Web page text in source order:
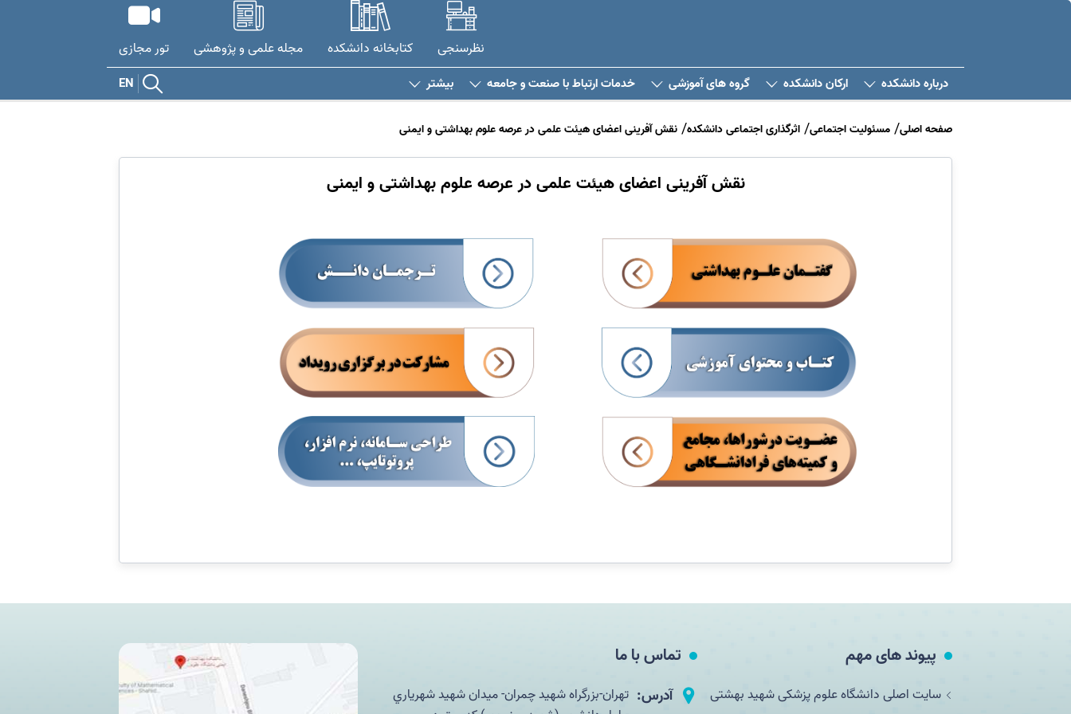
نظرسنجی کتابخانه دانشکده مجله علمی و پژوهشی تور مجازی
درباره دانشکده ارکان دانشکده گروه های آموزشی خدمات ارتباط با صنعت و جامعه بیشتر EN
صفحه اصلی مسئولیت اجتماعی اثرگذاری اجتماعی دانشکده نقش آفرینی اعضای هیئت علمی در عرصه علوم بهداشتی و ایمنی
نقش آفرینی اعضای هیئت علمی در عرصه علوم بهداشتی و ایمنی
پیوند های مهم
سایت اصلی دانشگاه علوم پزشکی شهید بهشتی
تماس با ما
آدرس: تهران-بزرگراه شهید چمران- ميدان شهيد شهرياري